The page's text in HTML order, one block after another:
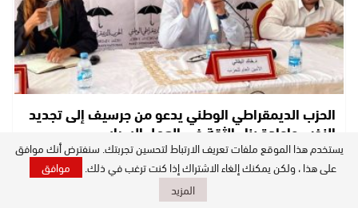
الحزب الديمقراطي الوطني يدعو من جرسيف إلى تجديد
النخب وإعادة بناء الثقة في العمل السياسي
يستخدم هذا الموقع ملفات تعريف الارتباط لتحسين تجربتك. سنفترض أنك موافق
على هذا ، ولكن يمكنك إلغاء الاشتراك إذا كنت ترغب في ذلك.
موافق
المزيد